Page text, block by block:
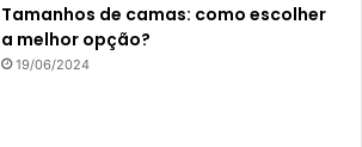
Tamanhos de camas: como escolher
a melhor opção?
19/06/2024